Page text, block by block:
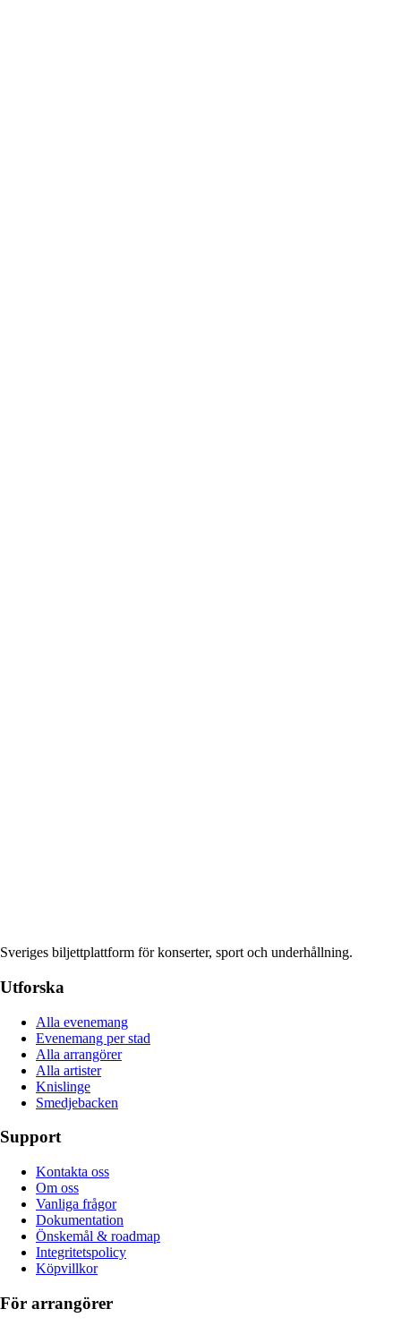
Sveriges biljettplattform för konserter, sport och underhållning.
Utforska
Alla evenemang
Evenemang per stad
Alla arrangörer
Alla artister
Knislinge
Smedjebacken
Support
Kontakta oss
Om oss
Vanliga frågor
Dokumentation
Önskemål & roadmap
Integritetspolicy
Köpvillkor
För arrangörer